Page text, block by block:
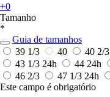
+0
Tamanho
*
Guia de tamanhos
39 1/3
40 40 2/3
43 1/3 24h 44 24h
46 2/3
47 1/3 24h
Este campo é obrigatório